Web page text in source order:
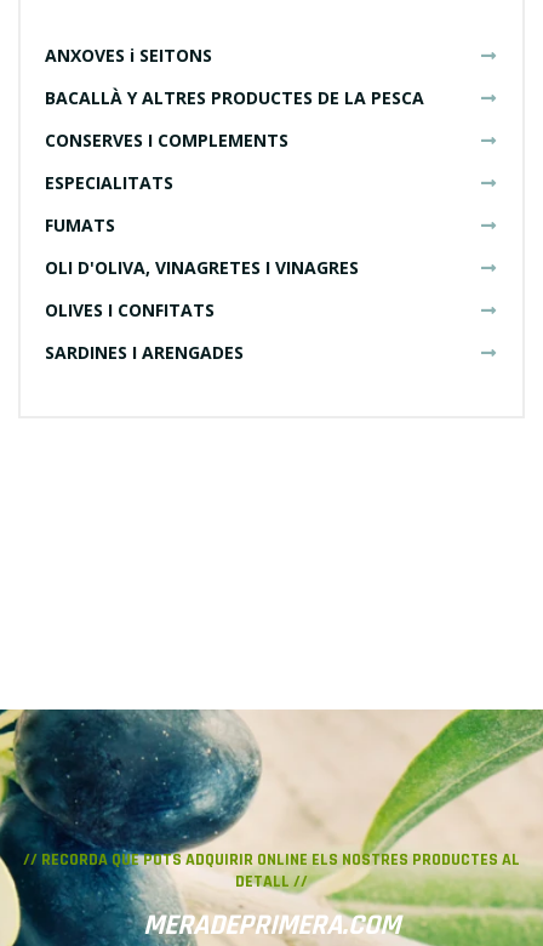
ANXOVES i SEITONS
BACALLÀ Y ALTRES PRODUCTES DE LA PESCA
CONSERVES I COMPLEMENTS
ESPECIALITATS
FUMATS
OLI D'OLIVA, VINAGRETES I VINAGRES
OLIVES I CONFITATS
SARDINES I ARENGADES
// RECORDA QUE POTS ADQUIRIR ONLINEELS NOSTRES PRODUCTES AL
DETALL //
MERADEPRIMERA.COM